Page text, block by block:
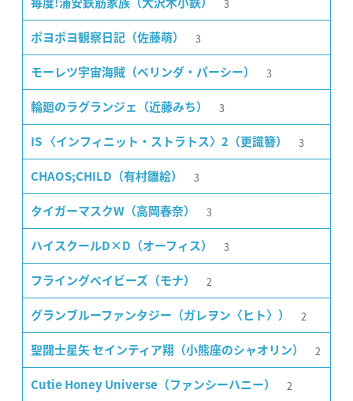
毎度!浦安鉄筋家族（大沢木小鉄） 3
ポヨポヨ観察日記（佐藤萌） 3
モーレツ宇宙海賊（ベリンダ・パーシー） 3
輪廻のラグランジェ（近藤みち） 3
IS 〈インフィニット・ストラトス〉2（更識簪） 3
CHAOS;CHILD（有村雛絵） 3
タイガーマスクW（高岡春奈） 3
ハイスクールD×D（オーフィス） 3
フライングベイビーズ（モナ） 2
グランブルーファンタジー（ガレヲン〈ヒト〉） 2
聖闘士星矢 セインティア翔（小熊座のシャオリン） 2
Cutie Honey Universe（ファンシーハニー） 2